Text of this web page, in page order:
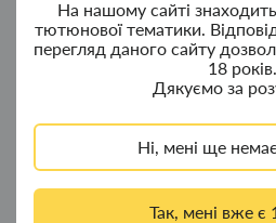
На нашому сайті
тютюнової тематики.
перегляд даного сайту
18 років.
Дякуємо за
Ні, мені ще
Так, мені вже є
Ковпак для
композит
350.00грн.
Новинка
Портсигар для
запальничкою на
269.00грн.